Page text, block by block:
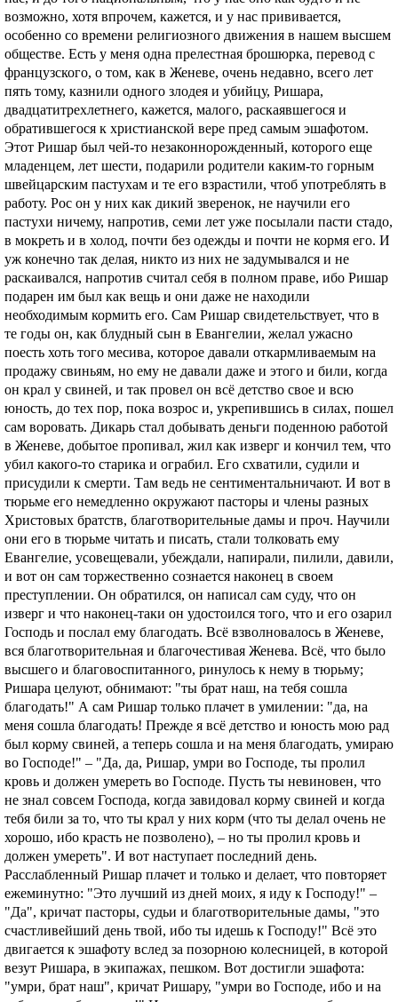
возможно, хотя впрочем, кажется, и у нас прививается,
особенно со времени религиозного движения в нашем высшем
обществе. Есть у меня одна прелестная брошюрка, перевод с
французского, о том, как в Женеве, очень недавно, всего лет
пять тому, казнили одного злодея и убийцу, Ришара,
двадцатитрехлетнего, кажется, малого, раскаявшегося и
обратившегося к христианской вере пред самым эшафотом.
Этот Ришар был чей-то незаконнорожденный, которого еще
младенцем, лет шести, подарили родители каким-то горным
швейцарским пастухам и те его взрастили, чтоб употреблять в
работу. Рос он у них как дикий зверенок, не научили его
пастухи ничему, напротив, семи лет уже посылали пасти стадо,
в мокреть и в холод, почти без одежды и почти не кормя его. И
уж конечно так делая, никто из них не задумывался и не
раскаивался, напротив считал себя в полном праве, ибо Ришар
подарен им был как вещь и они даже не находили
необходимым кормить его. Сам Ришар свидетельствует, что в
те годы он, как блудный сын в Евангелии, желал ужасно
поесть хоть того месива, которое давали откармливаемым на
продажу свиньям, но ему не давали даже и этого и били, когда
он крал у свиней, и так провел он всё детство свое и всю
юность, до тех пор, пока возрос и, укрепившись в силах, пошел
сам воровать. Дикарь стал добывать деньги поденною работой
в Женеве, добытое пропивал, жил как изверг и кончил тем, что
убил какого-то старика и ограбил. Его схватили, судили и
присудили к смерти. Там ведь не сентиментальничают. И вот в
тюрьме его немедленно окружают пасторы и члены разных
Христовых братств, благотворительные дамы и проч. Научили
они его в тюрьме читать и писать, стали толковать ему
Евангелие, усовещевали, убеждали, напирали, пилили, давили,
и вот он сам торжественно сознается наконец в своем
преступлении. Он обратился, он написал сам суду, что он
изверг и что наконец-таки он удостоился того, что и его озарил
Господь и послал ему благодать. Всё взволновалось в Женеве,
вся благотворительная и благочестивая Женева. Всё, чтo было
высшего и благовоспитанного, ринулось к нему в тюрьму;
Ришара целуют, обнимают: "ты брат наш, на тебя сошла
благодать!" А сам Ришар только плачет в умилении: "да, на
меня сошла благодать! Прежде я всё детство и юность мою рад
был корму свиней, а теперь сошла и на меня благодать, умираю
во Господе!" – "Да, да, Ришар, умри во Господе, ты пролил
кровь и должен умереть во Господе. Пусть ты невиновен, что
не знал совсем Господа, когда завидовал корму свиней и когда
тебя били за то, что ты крал у них корм (что ты делал очень не
хорошо, ибо красть не позволено), – но ты пролил кровь и
должен умереть". И вот наступает последний день.
Расслабленный Ришар плачет и только и делает, что повторяет
ежеминутно: "Это лучший из дней моих, я иду к Господу!" –
"Да", кричат пасторы, судьи и благотворительные дамы, "это
счастливейший день твой, ибо ты идешь к Господу!" Всё это
двигается к эшафоту вслед за позорною колесницей, в которой
везут Ришара, в экипажах, пешком. Вот достигли эшафота:
"умри, брат наш", кричат Ришару, "умри во Господе, ибо и на